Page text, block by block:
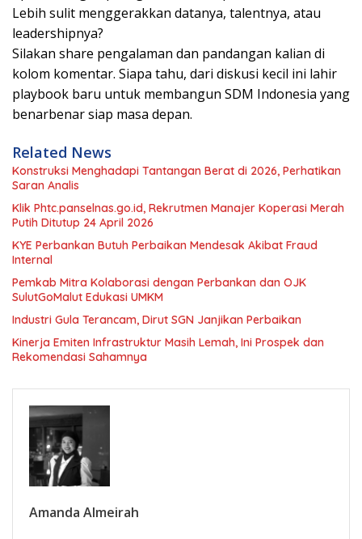
Lebih sulit menggerakkan datanya, talentnya, atau
leadershipnya?
Silakan share pengalaman dan pandangan kalian di
kolom komentar. Siapa tahu, dari diskusi kecil ini lahir
playbook baru untuk membangun SDM Indonesia yang
benarbenar siap masa depan.
Related News
Konstruksi Menghadapi Tantangan Berat di 2026, Perhatikan
Saran Analis
Klik Phtc.panselnas.go.id, Rekrutmen Manajer Koperasi Merah
Putih Ditutup 24 April 2026
KYE Perbankan Butuh Perbaikan Mendesak Akibat Fraud
Internal
Pemkab Mitra Kolaborasi dengan Perbankan dan OJK
SulutGoMalut Edukasi UMKM
Industri Gula Terancam, Dirut SGN Janjikan Perbaikan
Kinerja Emiten Infrastruktur Masih Lemah, Ini Prospek dan
Rekomendasi Sahamnya
Amanda Almeirah